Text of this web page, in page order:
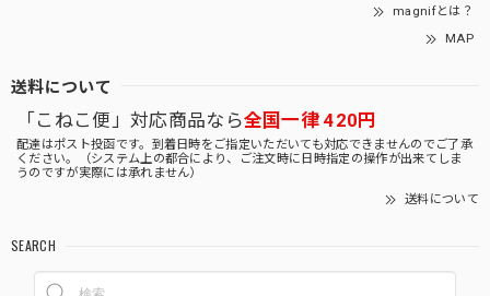
magnifとは？
MAP
送料について
「こねこ便」対応商品なら全国一律 420円
配達はポスト投函です。到着日時をご指定いただいても対応できませんのでご了承
ください。（システム上の都合により、ご注文時に日時指定の操作が出来てしま
うのですが実際には承れません）
送料について
SEARCH